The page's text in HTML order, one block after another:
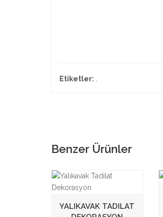
Etiketler:
Benzer Ürünler
YALIKAVAK TADILAT